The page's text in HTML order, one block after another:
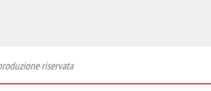
riservata